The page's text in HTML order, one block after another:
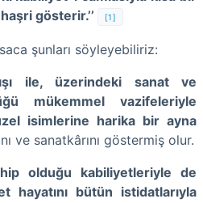
gösterir.’’
[1]
şunları söyleyebiliriz:
ile, üzerindeki sanat ve
mükemmel vazifeleriyle
isimlerine harika bir ayna
ve sanatkârını göstermiş olur.
olduğu kabiliyetleriyle de
bütün istidatlarıyla